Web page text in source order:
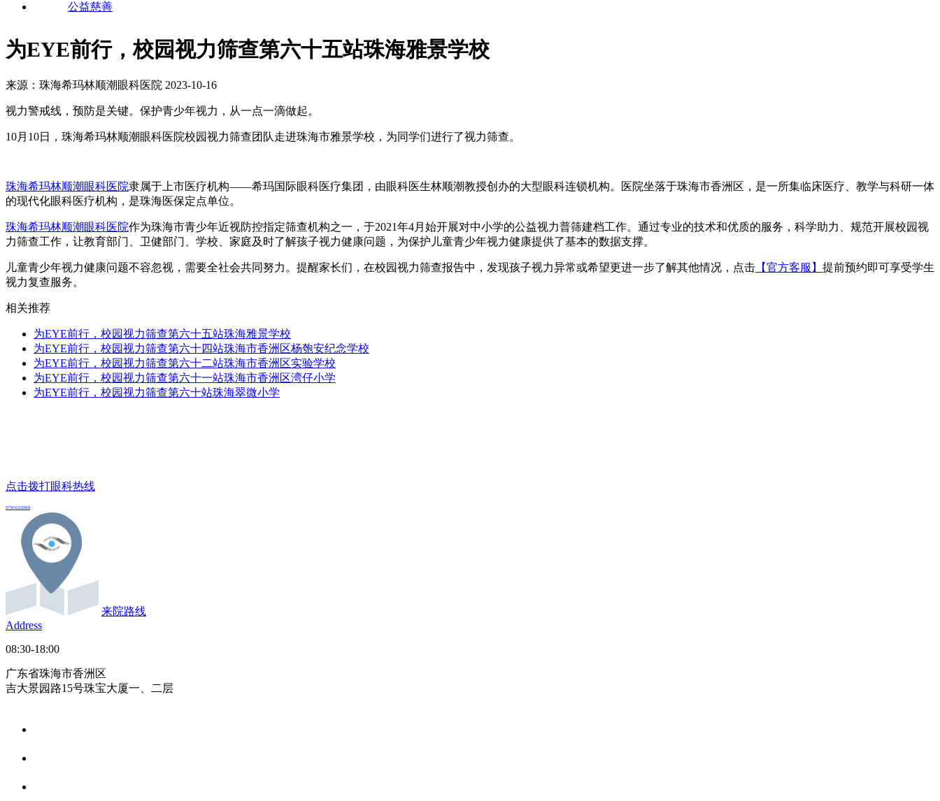
公益慈善
为EYE前行，校园视力筛查第六十五站珠海雅景学校
来源：珠海希玛林顺潮眼科医院 2023-10-16
视力警戒线，预防是关键。保护青少年视力，从一点一滴做起。
10月10日，珠海希玛林顺潮眼科医院校园视力筛查团队走进珠海市雅景学校，为同学们进行了视力筛查。
珠海希玛林顺潮眼科医院隶属于上市医疗机构——希玛国际眼科医疗集团，由眼科医生林顺潮教授创办的大型眼科连锁机构。医院坐落于珠海市香洲区，是一所集临床医疗、教学与科研一体
的现代化眼科医疗机构，是珠海医保定点单位。
珠海希玛林顺潮眼科医院作为珠海市青少年近视防控指定筛查机构之一，于2021年4月始开展对中小学的公益视力普筛建档工作。通过专业的技术和优质的服务，科学助力、规范开展校园视
力筛查工作，让教育部门、卫健部门、学校、家庭及时了解孩子视力健康问题，为保护儿童青少年视力健康提供了基本的数据支撑。
儿童青少年视力健康问题不容忽视，需要全社会共同努力。提醒家长们，在校园视力筛查报告中，发现孩子视力异常或希望更进一步了解其他情况，点击 【官方客服】 提前预约即可享受学生
视力复查服务。
相关推荐
为EYE前行，校园视力筛查第六十五站珠海雅景学校
为EYE前行，校园视力筛查第六十四站珠海市香洲区杨匏安纪念学校
为EYE前行，校园视力筛查第六十二站珠海市香洲区实验学校
为EYE前行，校园视力筛查第六十一站珠海市香洲区湾仔小学
为EYE前行，校园视力筛查第六十站珠海翠微小学
点击拨打眼科热线
0756-6321018
来院路线
Address
08:30-18:00
广东省珠海市香洲区
吉大景园路15号珠宝大厦一、二层